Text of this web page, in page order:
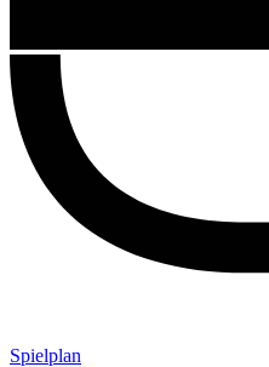
Spielplan